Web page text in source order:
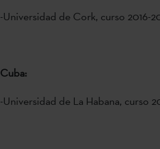
-Universidad de Cork, curso 2016-
Cuba:
-Universidad de La Habana, curso